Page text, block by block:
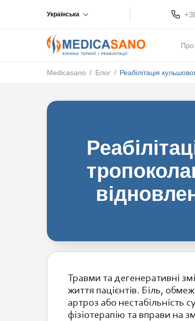
Українська
Про
Medicasano / Блог / Реабілітація
Травми та дегенеративні
життя пацієнтів. Біль,
артроз або нестабільність
фізіотерапію та вправи на